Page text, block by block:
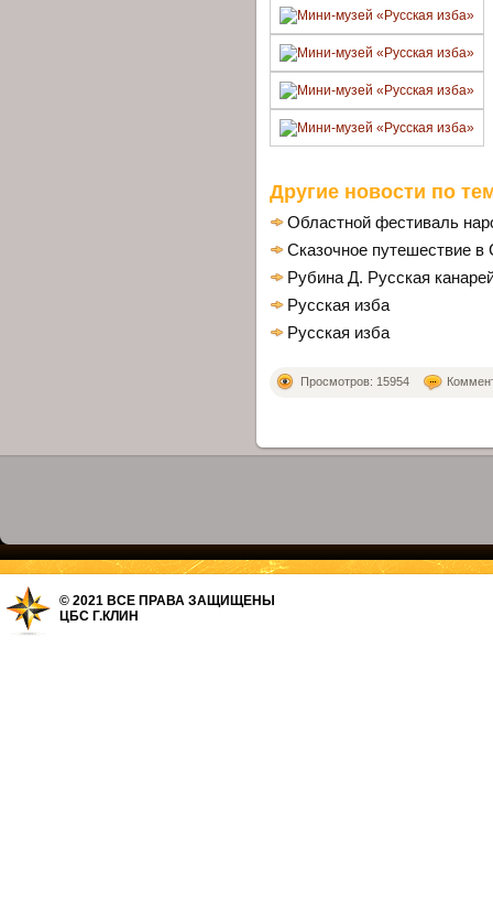
Другие новости по
Областной фестиваль
Сказочное путешествие в
Рубина Д. Русская
Русская изба
Русская изба
Просмотров: 15954
© 2021 ВСЕ ПРАВА ЗАЩИЩЕНЫ
ЦБС Г.КЛИН